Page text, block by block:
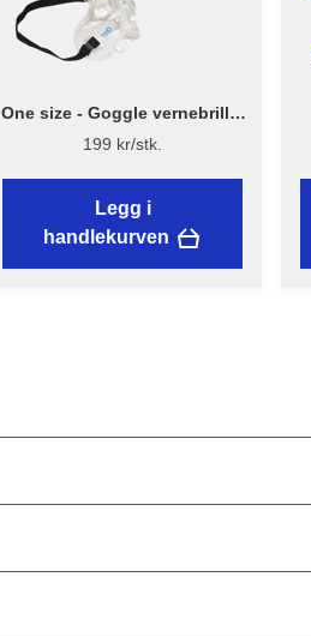
One size - Goggle vernebriller
- Bluestar
199 kr/stk.
Legg i
handlekurven